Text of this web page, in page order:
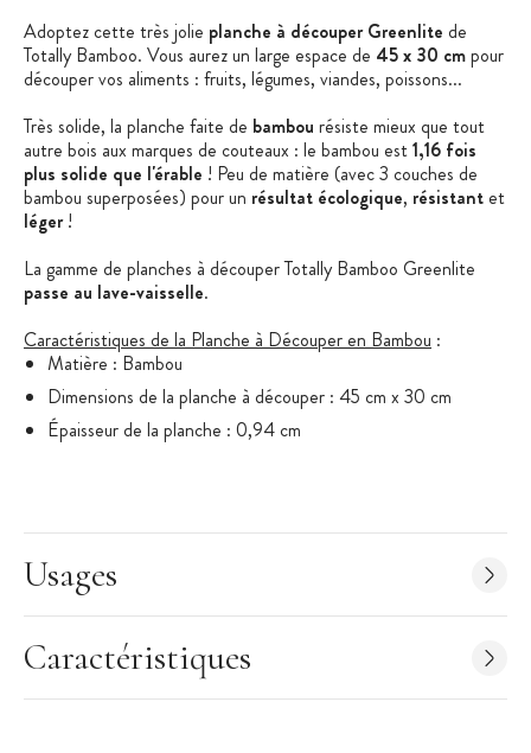
Adoptez cette très jolie planche à découper Greenlite de
Totally Bamboo. Vous aurez un large espace de 45 x 30 cmpour
découper vos aliments : fruits, légumes, viandes, poissons...
Très solide, la planche faite de bambou résiste mieux que tout
autre bois aux marques de couteaux : le bambou est1,16 fois
plus solide que l'érable ! Peu de matière (avec 3 couches de
bambou superposées) pour un résultat écologique, résistant et
léger!
La gamme de planches à découper Totally Bamboo Greenlite
passe au lave-vaisselle.
Caractéristiques de la Planche à Découper en Bambou :
Matière : Bambou
Dimensions de la planche à découper : 45 cm x 30 cm
Épaisseur de la planche : 0,94 cm
Marque : Totally Bamboo
Passe au lave-vaisselle
Garantie 5 ans
Usages
Caractéristiques